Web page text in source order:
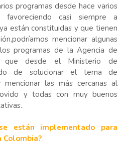
programas desde hace varios
casi siempre a
están constituidas y que tienen
mencionar algunas
programas de la Agencia de
que desde el Ministerio de
de solucionar el tema de
las más cercanas al
y todas con muy buenos
están implementado para